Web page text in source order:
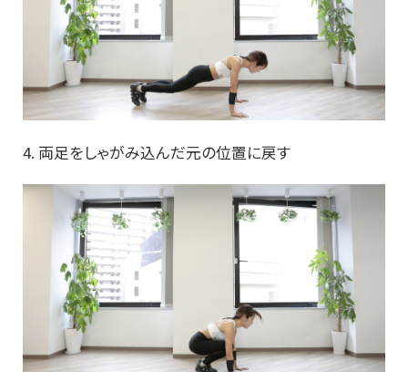
4. 両足をしゃがみ込んだ元の位置に戻す